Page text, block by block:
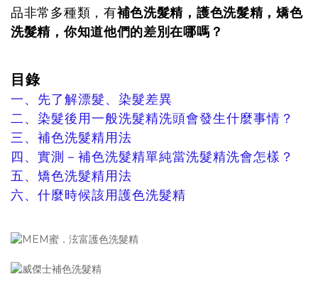
品非常多種類，有補色洗髮精，護色洗髮精，矯色
洗髮精，你知道他們的差別在哪嗎？
目錄
一、先了解漂髮、染髮差異
二、染髮後用一般洗髮精洗頭會發生什麼事情？
三、補色洗髮精用法
四、實測－補色洗髮精單純當洗髮精洗會怎樣？
五、矯色洗髮精用法
六、什麼時候該用護色洗髮精